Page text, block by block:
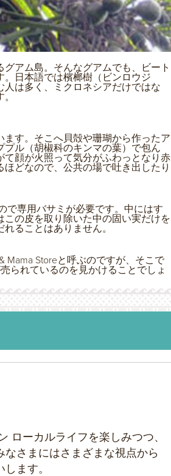
アム島。そんなグアムでも、ビート
日本語では檳榔樹（ビンロウジ
は多く、ミクロネシアだけではな
す。そこへ貝殻や珊瑚から作ったア
ル（胡椒科のキンマの葉）で包ん
顔が火照って気分がふわっとなり赤
どなので、公共の場で吐き出したり
で専用バサミが必要です。中にはす
の皮を取り除いた中の固い実だけを
ることはありません。
Mama Storeと呼ぶのですが、そこで
られているのを見かけることでしょ
ローカルライフを楽しみつつ、
さまにはさまざまな視点から
ます。